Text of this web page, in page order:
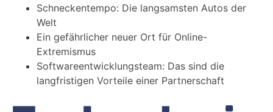
Schneckentempo: Die langsamsten Autos der
Welt
Ein gefährlicher neuer Ort für Online-
Extremismus
Softwareentwicklungsteam: Das sind die
langfristigen Vorteile einer Partnerschaft